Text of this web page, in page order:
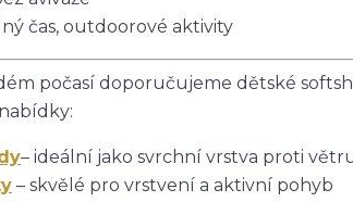
čas, outdoorové aktivity
počasí doporučujeme dětské
– ideální jako svrchní vrstva proti
– skvělé pro vrstvení a aktivní pohyb